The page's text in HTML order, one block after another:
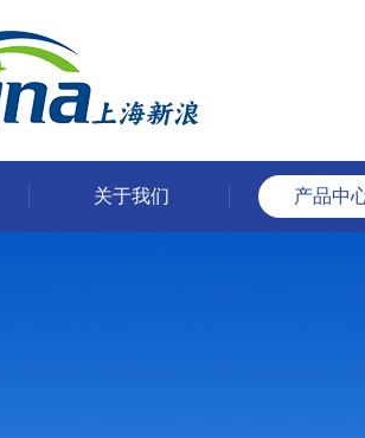
关于我们 产品中